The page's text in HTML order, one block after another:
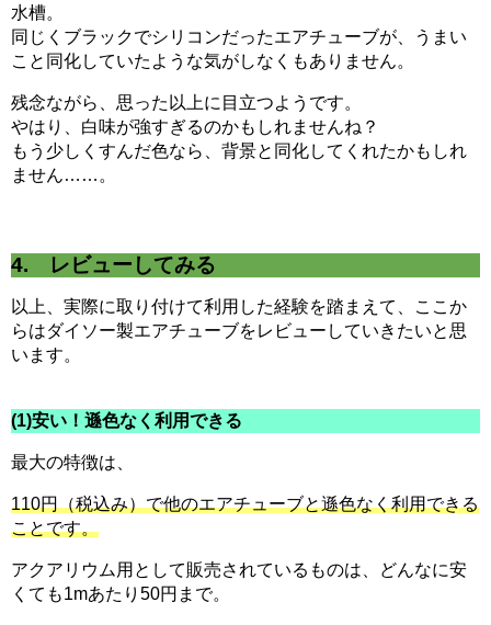
水槽。
同じくブラックでシリコンだったエアチューブが、うまい
こと同化していたような気がしなくもありません。
残念ながら、思った以上に目立つようです。
やはり、白味が強すぎるのかもしれませんね？
もう少しくすんだ色なら、背景と同化してくれたかもしれ
ません……。
4. レビューしてみる
以上、実際に取り付けて利用した経験を踏まえて、ここか
らはダイソー製エアチューブをレビューしていきたいと思
います。
(1)安い！遜色なく利用できる
最大の特徴は、
110円（税込み）で他のエアチューブと遜色なく利用できる
ことです。
アクアリウム用として販売されているものは、どんなに安
くても1mあたり50円まで。